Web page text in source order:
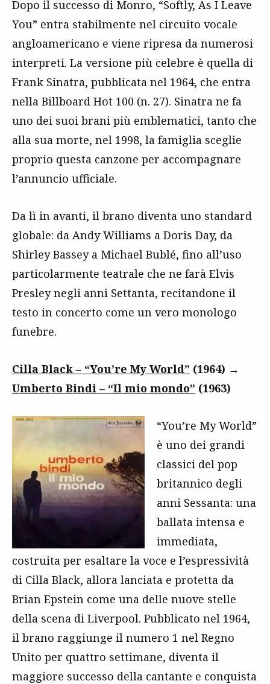
Dopo il successo di Monro, “Softly, As I Leave
You” entra stabilmente nel circuito vocale
angloamericano e viene ripresa da numerosi
interpreti. La versione più celebre è quella di
Frank Sinatra, pubblicata nel 1964, che entra
nella Billboard Hot 100 (n. 27). Sinatra ne fa
uno dei suoi brani più emblematici, tanto che
alla sua morte, nel 1998, la famiglia sceglie
proprio questa canzone per accompagnare
l’annuncio ufficiale.
Da lì in avanti, il brano diventa uno standard
globale: da Andy Williams a Doris Day, da
Shirley Bassey a Michael Bublé, fino all’uso
particolarmente teatrale che ne farà Elvis
Presley negli anni Settanta, recitandone il
testo in concerto come un vero monologo
funebre.
Cilla Black – “You’re My World” (1964) →
Umberto Bindi – “Il mio mondo” (1963)
“You’re My World”
è uno dei grandi
classici del pop
britannico degli
anni Sessanta: una
ballata intensa e
immediata,
costruita per esaltare la voce e l’espressività
di Cilla Black, allora lanciata e protetta da
Brian Epstein come una delle nuove stelle
della scena di Liverpool. Pubblicato nel 1964,
il brano raggiunge il numero 1 nel Regno
Unito per quattro settimane, diventa il
maggiore successo della cantante e conquista